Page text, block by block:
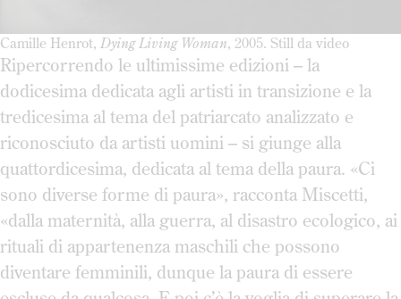
Camille Henrot, Dying Living Woman, 2005. Still da video
Ripercorrendo le ultimissime edizioni – la
dodicesima dedicata agli artisti in transizione e la
tredicesima al tema del patriarcato analizzato e
riconosciuto da artisti uomini – si giunge alla
quattordicesima, dedicata al tema della paura. «Ci
sono diverse forme di paura», racconta Miscetti,
«dalla maternità, alla guerra, al disastro ecologico, ai
rituali di appartenenza maschili che possono
diventare femminili, dunque la paura di essere